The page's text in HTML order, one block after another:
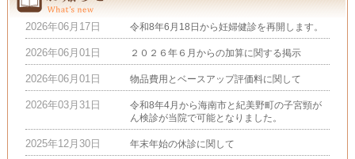
2026年06月17日 令和8年6月18日から妊婦健診を再開します。
2026年06月01日 ２０２６年６月からの加算に関する掲示
2026年06月01日 物品費用とベースアップ評価料に関して
2026年03月31日
令和8年4月から海南市と紀美野町の子宮頸が
ん検診が当院で可能となりました。
2025年12月30日 年末年始の休診に関して